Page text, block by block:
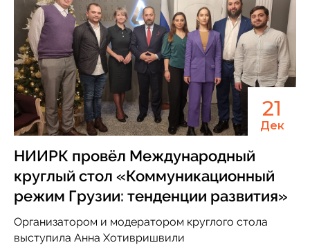
21
Дек
НИИРК провёл Международный
круглый стол «Коммуникационный
режим Грузии: тенденции развития»
Организатором и модератором круглого стола
выступила Анна Хотивришвили